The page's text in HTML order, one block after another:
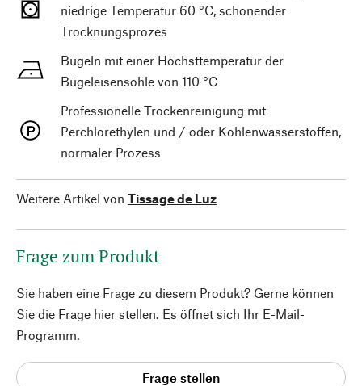
niedrige Temperatur 60 °C, schonender
Trocknungsprozes
Bügeln mit einer Höchsttemperatur der
Bügeleisensohle von 110 °C
Professionelle Trockenreinigung mit
Perchlorethylen und / oder Kohlenwasserstoffen,
normaler Prozess
Weitere Artikel von Tissage de Luz
Frage zum Produkt
Sie haben eine Frage zu diesem Produkt? Gerne können
Sie die Frage hier stellen. Es öffnet sich Ihr E-Mail-
Programm.
Frage stellen